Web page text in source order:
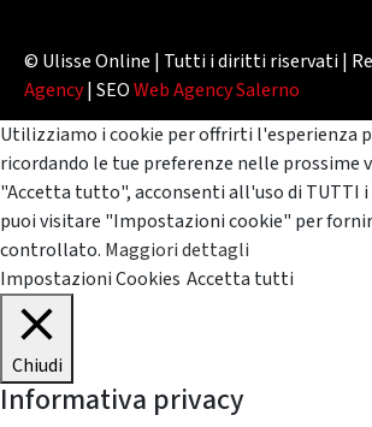
© Ulisse Online | Tutti i diritti riservati |
Agency| SEOWeb Agency Salerno
Utilizziamo i cookie per offrirti l'esperienza
ricordando le tue preferenze nelle prossime
"Accetta tutto", acconsenti all'uso di TUTTI
puoi visitare "Impostazioni cookie" per
controllato. Maggiori dettagli
Impostazioni Cookies Accetta tutti
Chiudi
Informativa privacy